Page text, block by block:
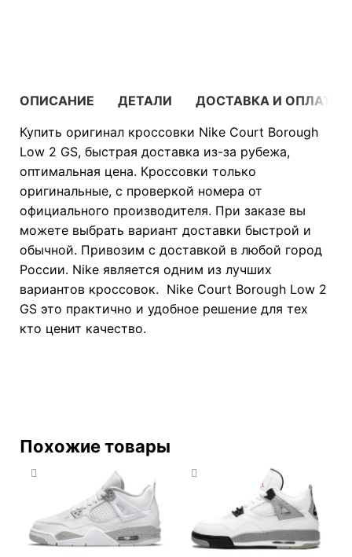
ОПИСАНИЕ ДЕТАЛИ
ДОСТАВКА И ОПЛАТА
Купить оригинал кроссовки Nike Court Borough
Low 2 GS, быстрая доставка из-за рубежа,
оптимальная цена. Кроссовки только
оригинальные, с проверкой номера от
официального производителя. При заказе вы
можете выбрать вариант доставки быстрой и
обычной. Привозим с доставкой в любой город
России. Nike является одним из лучших
вариантов кроссовок. Nike Court Borough Low 2
GS это практично и удобное решение для тех
кто ценит качество.
Похожие товары